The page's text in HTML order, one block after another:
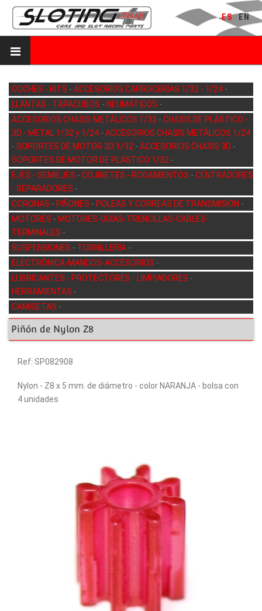
ES EN
COCHES - KITS - ACCESORIOS CARROCERÍAS 1/32 - 1/24 -
LLANTAS - TAPACUBOS - NEUMÁTICOS -
ACCESORIOS CHASIS METÁLICOS 1/32 - CHASIS DE PLÁSTICO -
3D - METAL 1/32 y 1/24 - ACCESORIOS CHASIS METÁLICOS 1/24
- SOPORTES DE MOTOR 3D 1/32 - ACCESORIOS CHASIS 3D -
SOPORTES DE MOTOR DE PLÁSTICO 1/32 -
EJES - SEMIEJES - COJINETES - RODAMIENTOS - CENTRADORES
- SEPARADORES -
CORONAS - PIÑONES - POLEAS Y CORREAS DE TRANSMISIÓN -
MOTORES - MOTORES-GUÍAS-TRENCILLAS-CABLES-
TERMINALES -
SUSPENSIONES - TORNILLERÍA -
ELECTRÓNICA-MANDOS-ACCESORIOS -
LUBRICANTES - PROTECTORES - LIMPIADORES -
HERRAMIENTAS -
CAMISETAS -
Piñón de Nylon Z8
Ref: SP082908
Nylon - Z8 x 5 mm. de diámetro - color NARANJA - bolsa con
4 unidades